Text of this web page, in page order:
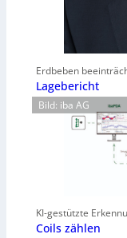
Erdbeben
Lagebericht
Bild: iba AG
KI-gestützte
Coils zählen